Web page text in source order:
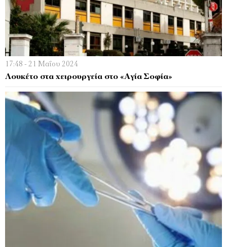
17:48 - 21 Μαΐου 2024
Λουκέτο στα χειρουργεία στο «Αγία Σοφία»